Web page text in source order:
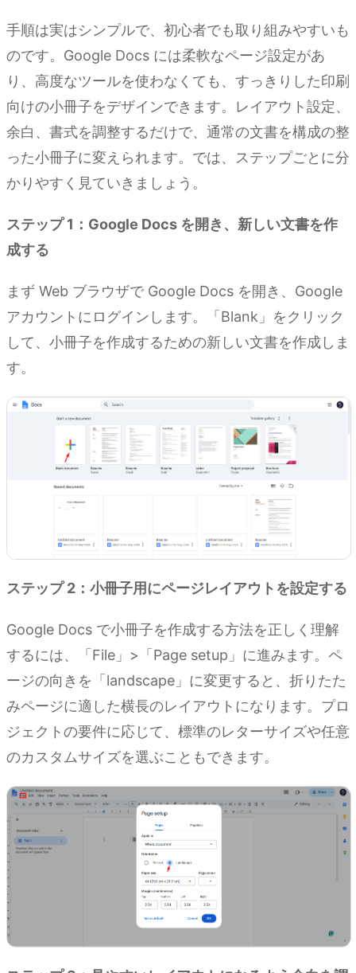
手順は実はシンプルで、初心者でも取り組みやすいも
のです。Google Docs には柔軟なページ設定があ
り、高度なツールを使わなくても、すっきりした印刷
向けの小冊子をデザインできます。レイアウト設定、
余白、書式を調整するだけで、通常の文書を構成の整
った小冊子に変えられます。では、ステップごとに分
かりやすく見ていきましょう。
ステップ 1：Google Docs を開き、新しい文書を作
成する
まず Web ブラウザで Google Docs を開き、Google
アカウントにログインします。「Blank」をクリック
して、小冊子を作成するための新しい文書を作成しま
す。
ステップ 2：小冊子用にページレイアウトを設定する
Google Docs で小冊子を作成する方法を正しく理解
するには、「File」>「Page setup」に進みます。ペ
ージの向きを「landscape」に変更すると、折りたた
みページに適した横長のレイアウトになります。プロ
ジェクトの要件に応じて、標準のレターサイズや任意
のカスタムサイズを選ぶこともできます。